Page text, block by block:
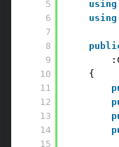
5
6
7
8
9
10
11
12
13
14
15
using
using
{